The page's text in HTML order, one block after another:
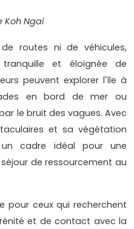
Koh Ngai
routes ni de véhicules,
et éloignée de
peuvent explorer l'île à
en bord de mer ou
le bruit des vagues. Avec
et sa végétation
cadre idéal pour une
de ressourcement au
pour ceux qui recherchent
et de contact avec la